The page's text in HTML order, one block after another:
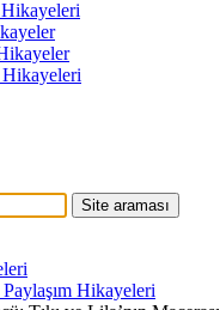
Hikayeleri